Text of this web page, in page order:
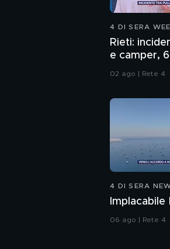
4 DI SERA
Rieti:
e camper,
02 ago | Rete 4
4 DI SERA
06 ago | Rete 4